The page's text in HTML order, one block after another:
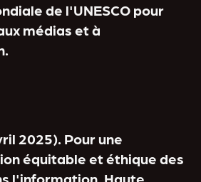
de l'UNESCO pour
médias et à
2025). Pour une
équitable et éthique des
l'information. Haute